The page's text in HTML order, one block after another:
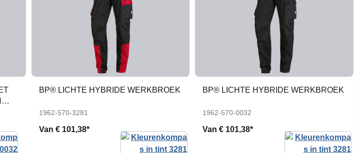
BP® LICHTE HYBRIDE WERKBROEK
1962-570-3281
Van € 101,38*
BP® LICHTE HYBRIDE WERKBROEK
1962-570-0032
Van€ 101,38*